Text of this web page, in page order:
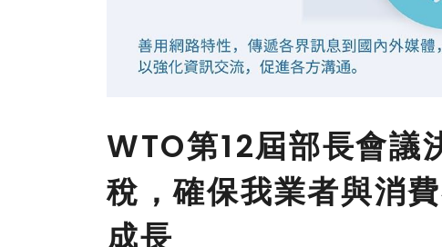
WTO第12屆部長會議
稅，確保我業者與消
成長